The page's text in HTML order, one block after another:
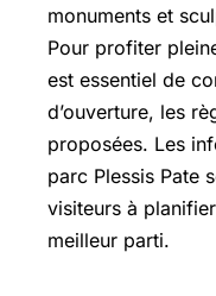
monuments et
Pour profiter
est essentiel de
d’ouverture, les
proposées. Les
parc Plessis Pate
visiteurs à
meilleur parti.